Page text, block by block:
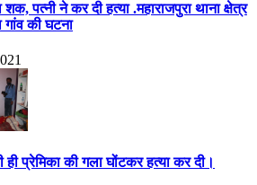
पत्नी ने कर दी हत्या .महाराजपुरा थाना क्षेत्र
गांव की घटना
प्रेमिका की गला घोंटकर हत्या कर दी।